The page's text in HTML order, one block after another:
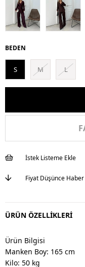
BEDEN
S M L
İstek Listeme Ekle
Fiyat Düşünce
ÜRÜN ÖZELLIKLERI
Ürün Bilgisi
Manken Boy: 165 cm
Kilo: 50 kg